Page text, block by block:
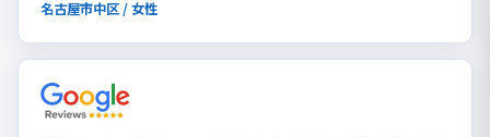
名古屋市中区 / 女性